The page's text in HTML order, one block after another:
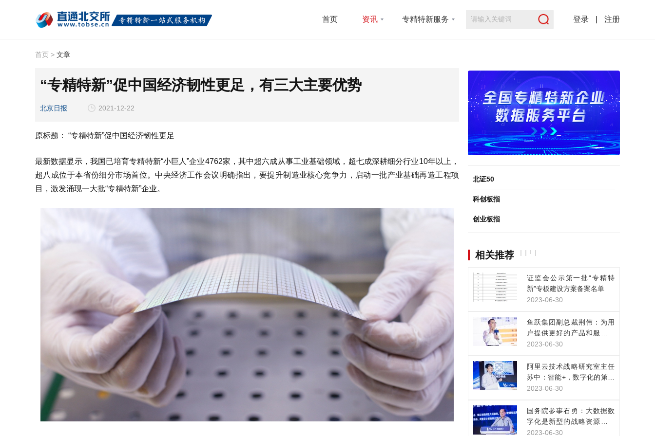
首页 资讯 专精特新服务 登录 注册
首页 > 文章
“专精特新”促中国经济韧性更足，有三大主要优势
北京日报 2021-12-22
原标题： “专精特新”促中国经济韧性更足
最新数据显示，我国已培育专精特新“小巨人”企业4762家，其中超六成从事工业基础领域，超七成深耕细分行业10年以上，
超八成位于本省份细分市场首位。中央经济工作会议明确指出，要提升制造业核心竞争力，启动一批产业基础再造工程项
目，激发涌现一大批“专精特新”企业。
北证50
科创板指
创业板指
相关推荐
证监会公示第一批“专精特
新”专板建设方案备案名单
2023-06-30
鱼跃集团副总裁荆伟：为用
户提供更好的产品和服务，
是数实融合的目的
2023-06-30
阿里云技术战略研究室主任
苏中：智能+，数字化的第三
次浪潮已经来临
2023-06-30
国务院参事石勇：大数据数
字化是新型的战略资源，正
改变人类生产生活方式
2023-06-30